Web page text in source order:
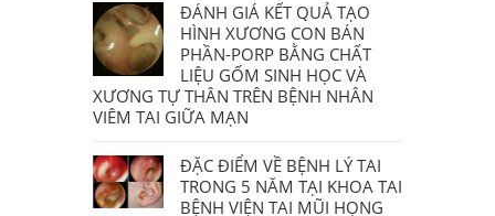
ĐÁNH GIÁ KẾT QUẢ TẠO
HÌNH XƯƠNG CON BÁN
PHẦN-PORP BẰNG CHẤT
LIỆU GỐM SINH HỌC VÀ
XƯƠNG TỰ THÂN TRÊN BỆNH NHÂN
VIÊM TAI GIỮA MẠN
ĐẶC ĐIỂM VỀ BỆNH LÝ TAI
TRONG 5 NĂM TẠI KHOA TAI
BỆNH VIỆN TAI MŨI HỌNG